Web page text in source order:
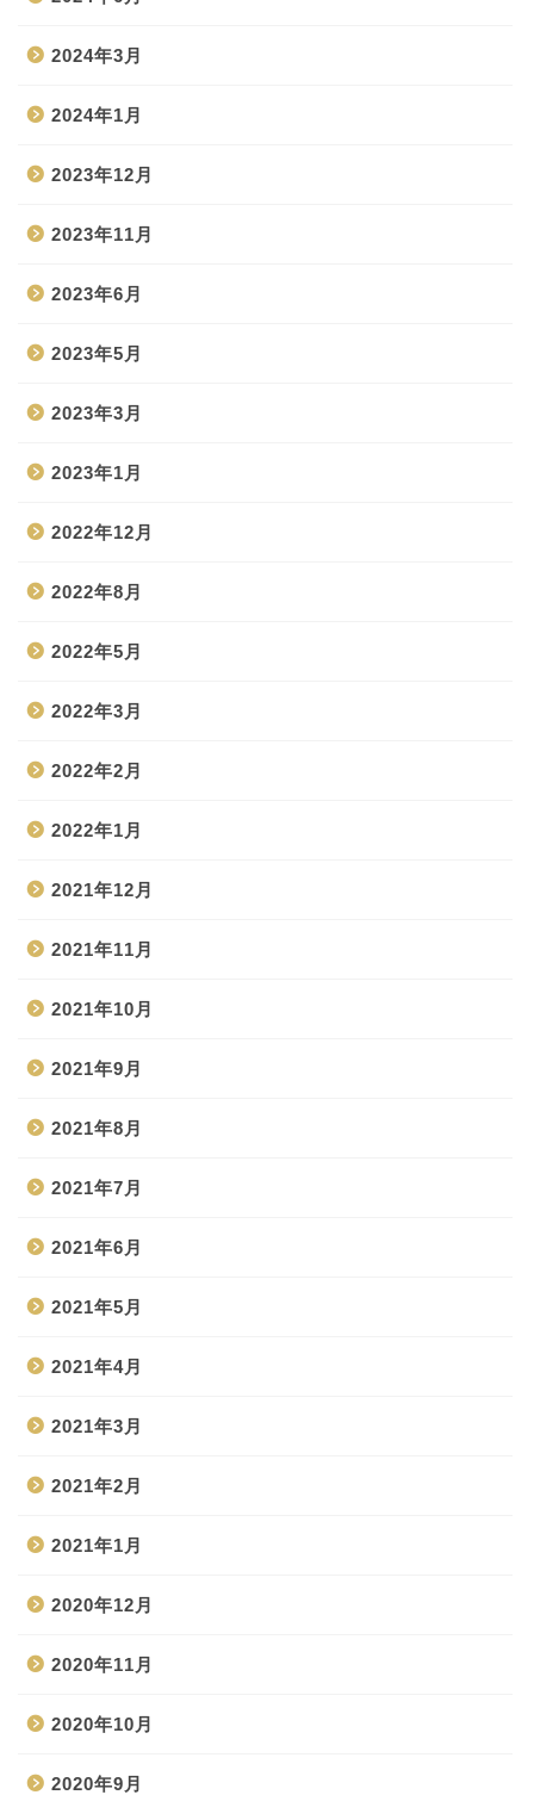
2024年3月
2024年1月
2023年12月
2023年11月
2023年6月
2023年5月
2023年3月
2023年1月
2022年12月
2022年8月
2022年5月
2022年3月
2022年2月
2022年1月
2021年12月
2021年11月
2021年10月
2021年9月
2021年8月
2021年7月
2021年6月
2021年5月
2021年4月
2021年3月
2021年2月
2021年1月
2020年12月
2020年11月
2020年10月
2020年9月